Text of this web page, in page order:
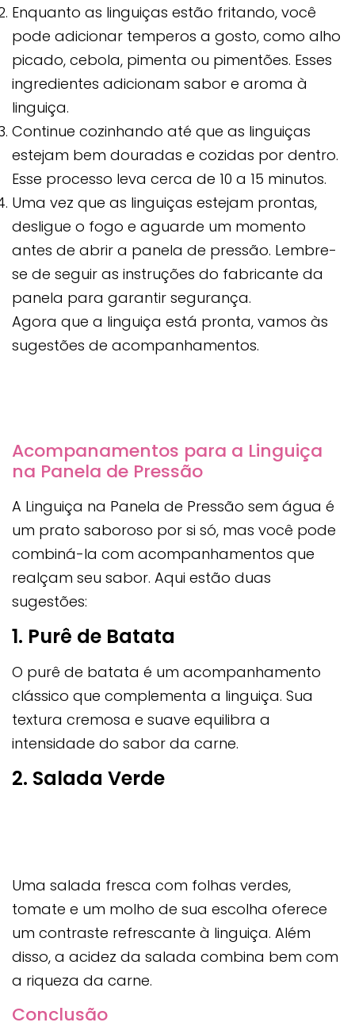
Enquanto as linguiças estão fritando, você
pode adicionar temperos a gosto, como alho
picado, cebola, pimenta ou pimentões. Esses
ingredientes adicionam sabor e aroma à
linguiça.
Continue cozinhando até que as linguiças
estejam bem douradas e cozidas por dentro.
Esse processo leva cerca de 10 a 15 minutos.
Uma vez que as linguiças estejam prontas,
desligue o fogo e aguarde um momento
antes de abrir a panela de pressão. Lembre-
se de seguir as instruções do fabricante da
panela para garantir segurança.
Agora que a linguiça está pronta, vamos às
sugestões de acompanhamentos.
Acompanamentos para a Linguiça
na Panela de Pressão
A Linguiça na Panela de Pressão sem água é
um prato saboroso por si só, mas você pode
combiná-la com acompanhamentos que
realçam seu sabor. Aqui estão duas
sugestões:
1. Purê de Batata
O purê de batata é um acompanhamento
clássico que complementa a linguiça. Sua
textura cremosa e suave equilibra a
intensidade do sabor da carne.
2. Salada Verde
Uma salada fresca com folhas verdes,
tomate e um molho de sua escolha oferece
um contraste refrescante à linguiça. Além
disso, a acidez da salada combina bem com
a riqueza da carne.
Conclusão